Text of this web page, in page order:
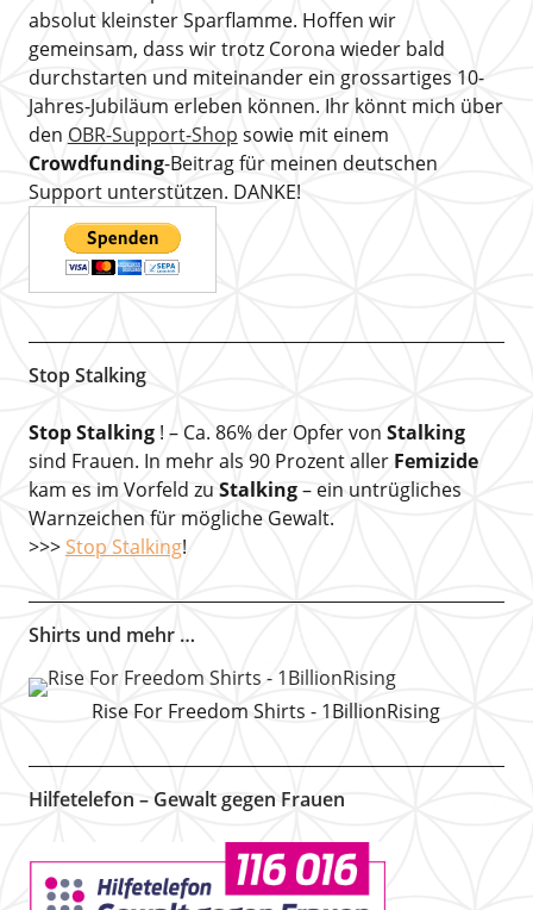
absolut kleinster Sparflamme. Hoffen wir
gemeinsam, dass wir trotz Corona wieder bald
durchstarten und miteinander ein grossartiges 10-
Jahres-Jubiläum erleben können. Ihr könnt mich über
den OBR-Support-Shop sowie mit einem
Crowdfunding-Beitrag für meinen deutschen
Support unterstützen. DANKE!
Stop Stalking
Stop Stalking! – Ca. 86% der Opfer von Stalking
sind Frauen. In mehr als 90 Prozent aller Femizide
kam es im Vorfeld zu Stalking– ein untrügliches
Warnzeichen für mögliche Gewalt.
>>> Stop Stalking!
Shirts und mehr …
Rise For Freedom Shirts - 1BillionRising
Hilfetelefon – Gewalt gegen Frauen